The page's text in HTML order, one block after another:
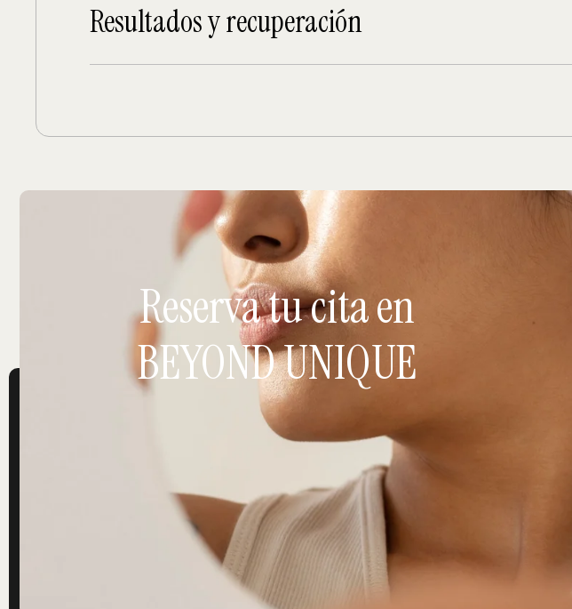
Resultados y recuperación
Reserva tu cita en
BEYOND UNIQUE